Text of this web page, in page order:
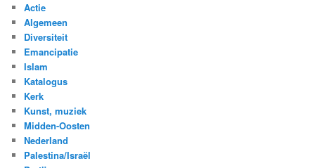
Actie
Algemeen
Diversiteit
Emancipatie
Islam
Katalogus
Kerk
Kunst, muziek
Midden-Oosten
Nederland
Palestina/Israël